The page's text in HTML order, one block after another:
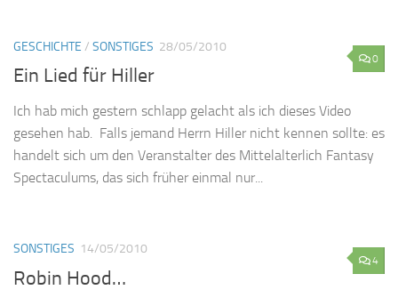
0
GESCHICHTE / SONSTIGES 28/05/2010
Ein Lied für Hiller
Ich hab mich gestern schlapp gelacht als ich dieses Video
gesehen hab. Falls jemand Herrn Hiller nicht kennen sollte: es
handelt sich um den Veranstalter des Mittelalterlich Fantasy
Spectaculums, das sich früher einmal nur...
4
SONSTIGES 14/05/2010
Robin Hood…